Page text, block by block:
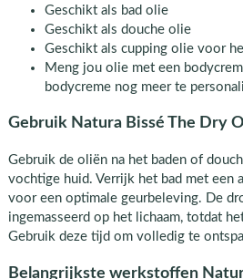
Geschikt als bad olie
Geschikt als douche olie
Geschikt als cupping olie voor
Meng jou olie met een
bodycreme nog meer te
Gebruik Natura Bissé The Dry
Gebruik de oliën na het baden of
vochtige huid. Verrijk het bad met een
voor een optimale geurbeleving. De
ingemasseerd op het lichaam, totdat
Gebruik deze tijd om volledig te
Belangrijkste werkstoffen